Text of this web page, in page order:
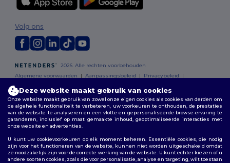
2026. Alle rechten voorbehouden
Algemene voorwaarden |Aanpassingsbeleid | Privacybeleid |
Volg ons
Bruxelles| Anvers | Mortsel |Malines|Lierre |Turnhout| Geel|
Herentals |Hoogstraten | Bruges
Deze website maakt gebruik van cookies
Onze website maakt gebruik van zowel onze eigen cookies als cookies van derden om
de algehele functionaliteit te verbeteren, uw voorkeuren te onthouden, de prestaties
van de website te analyseren en een vlotte en gepersonaliseerde browse-ervaring te
garanderen, inclusief op maat gemaakte inhoud, geoptimaliseerde interacties met
onze website en advertenties.
U kunt uw cookievoorkeuren op elk moment beheren. Essentiële cookies, die nodig
zijn voor het functioneren van de website, kunnen niet worden uitgeschakeld omdat
ze noodzakelijk zijn voor de correcte werking van de website. U kunt echter kiezen of u
andere soorten cookies, zoals die voor personalisatie, analyse en targeting, wilt toestaan